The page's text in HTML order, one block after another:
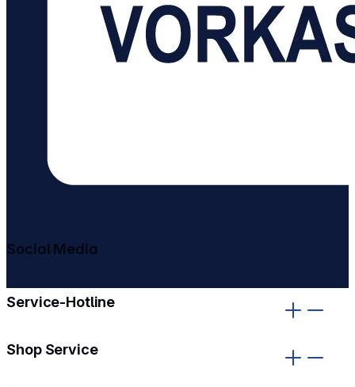
Service-Hotline
Shop Service
Social Media